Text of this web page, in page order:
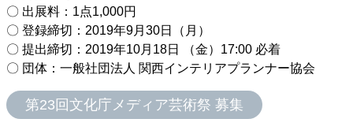
〇 出展料：1点1,000円
〇 登録締切：2019年9月30日（月）
〇 提出締切：2019年10月18日 （金）17:00 必着
〇 団体：一般社団法人 関西インテリアプランナー協会
第23回文化庁メディア芸術祭 募集